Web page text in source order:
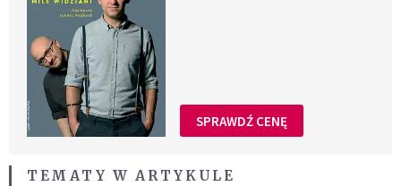
SPRAWDŹ CENĘ
TEMATY W ARTYKULE